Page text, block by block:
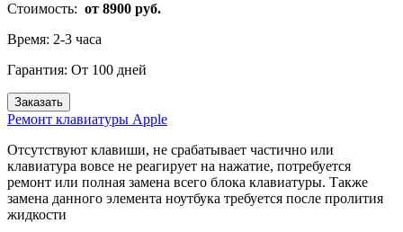
Стоимость: от 8900 руб.
Время: 2-3 часа
Гарантия: От 100 дней
Заказать
Ремонт клавиатуры Apple
Отсутствуют клавиши, не срабатывает частично или
клавиатура вовсе не реагирует на нажатие, потребуется
ремонт или полная замена всего блока клавиатуры. Также
замена данного элемента ноутбука требуется после пролития
жидкости